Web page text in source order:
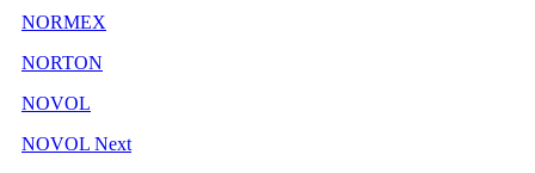
NORMEX
NORTON
NOVOL
NOVOL Next